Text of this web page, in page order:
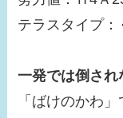
テラスタイプ：
一発では倒され
「ばけのかわ